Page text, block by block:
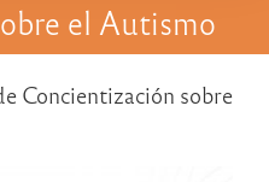
el Autismo
Concientización sobre